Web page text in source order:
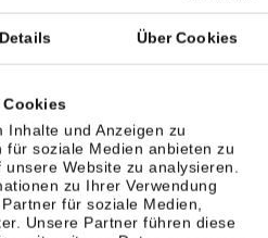
Details Über Cookies
Cookies
Inhalte und Anzeigen zu
soziale Medien anbieten zu
Website zu analysieren.
zu Ihrer Verwendung
für soziale Medien,
Unsere Partner führen diese
messbare
Know-how in der
Softwarelösungen im
BereichenHotel
mit ADDITIVE+